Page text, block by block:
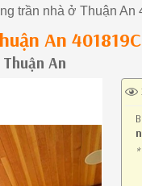
trần nhà ở Thuận An
An
An